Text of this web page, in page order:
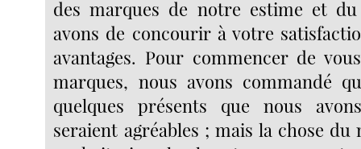
des marques de notre estime et
avons de concourir à votre
avantages. Pour commencer de
marques, nous avons commandé
quelques présents que nous
seraient agréables ; mais la chose du